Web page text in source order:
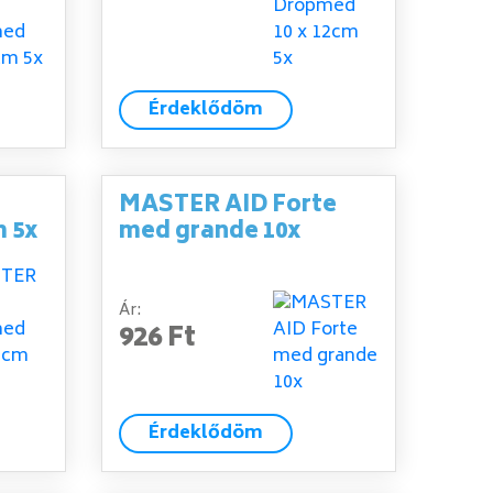
Érdeklődöm
5x
MASTER AID Forte
med grande 10x
Ár:
926 Ft
Érdeklődöm